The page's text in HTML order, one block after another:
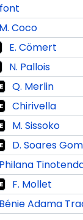
M. Coco
E. Cömert
N. Pallois
Q. Merlin
Chirivella
M. Sissoko
D. Soares
Philana
F. Mollet
Bénie Adama